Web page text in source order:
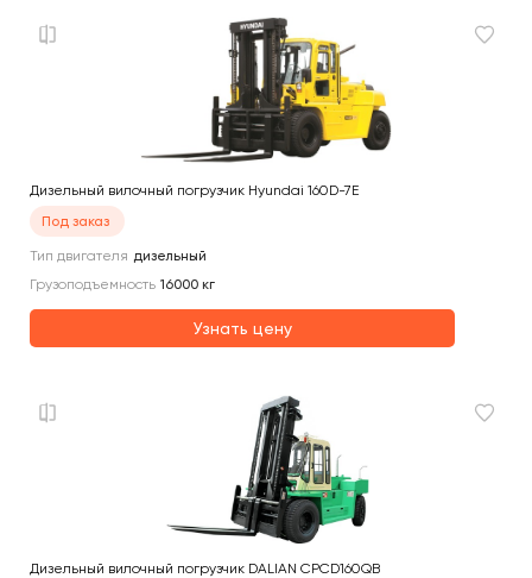
Дизельный вилочный погрузчик Hyundai 160D-7E
Под заказ
Тип двигателя дизельный
Грузоподъемность 16000 кг
Узнать цену
Дизельный вилочный погрузчик DALIAN CPCD160QB